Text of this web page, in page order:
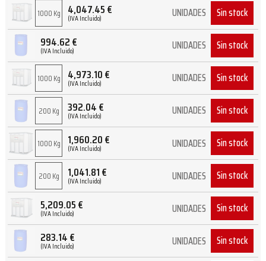
1000 Kg 4,047.45€
(IVA Incluido) UNIDADES Sin stock
994.62€
(IVA Incluido) UNIDADES Sin stock
1000 Kg 4,973.10€
(IVA Incluido) UNIDADES Sin stock
200 Kg 392.04€
(IVA Incluido) UNIDADES Sin stock
1000 Kg 1,960.20€
(IVA Incluido) UNIDADES Sin stock
200 Kg 1,041.81€
(IVA Incluido) UNIDADES Sin stock
5,209.05€
(IVA Incluido) UNIDADES Sin stock
283.14€
(IVA Incluido) UNIDADES Sin stock